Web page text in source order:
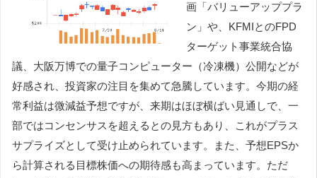
画「バリューアッププラ
ン」や、KFMIとのFPD
ターゲット事業統合協
議、大阪万博での量子コンピューター（冷凍機）公開などが
好感され、投資家の注目を集めて急騰しています。今期の経
常利益は微減益予想ですが、来期はほぼ横ばい見通しで、一
部ではコンセンサスを超えるとの見方もあり、これがプラス
サプライズとして受け止められています。また、予想EPSか
ら計算される目標株価への期待感も高まっています。ただ